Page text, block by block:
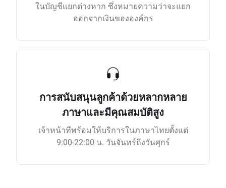
ในบัญชีแยกต่างหาก ซึ่งหมายความว่าจะแยก
ออกจากเงินขององค์กร
การสนับสนุนลูกค้าด้วยหลากหลาย
ภาษาและมีคุณสมบัติสูง
เจ้าหน้าทีพร้อมให้บริการในภาษาไทยตั้งแต่
9:00-22:00 น. วันจันทร์ถึงวันศุกร์